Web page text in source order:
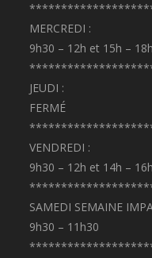
MERCREDI :
9h30 – 12h et 15h – 18h
JEUDI :
FERMÉ
VENDREDI :
9h30 – 12h et 14h – 16h
SAMEDI SEMAINE
9h30 – 11h30